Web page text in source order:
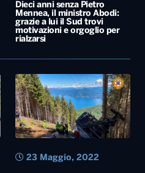
Dieci anni senza Pietro
Mennea, il ministro Abodi:
grazie a lui il Sud trovi
motivazioni e orgoglio per
rialzarsi
23 Maggio, 2022